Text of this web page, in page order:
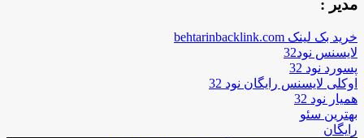
مدیر :
خرید بک لینک behtarinbacklink.com
لایسنس نود32
پسورد نود 32
اوکلی لایسنس رایگان نود 32
همیار نود 32
بهترین سئو
رایگان